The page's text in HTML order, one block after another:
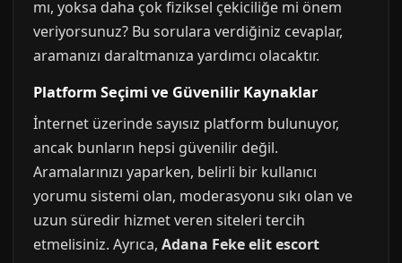
mı, yoksa daha çok fiziksel çekiciliğe mi önem
veriyorsunuz? Bu sorulara verdiğiniz cevaplar,
aramanızı daraltmanıza yardımcı olacaktır.
Platform Seçimi ve Güvenilir Kaynaklar
İnternet üzerinde sayısız platform bulunuyor,
ancak bunların hepsi güvenilir değil.
Aramalarınızı yaparken, belirli bir kullanıcı
yorumu sistemi olan, moderasyonu sıkı olan ve
uzun süredir hizmet veren siteleri tercih
etmelisiniz. Ayrıca, Adana Feke elit escort